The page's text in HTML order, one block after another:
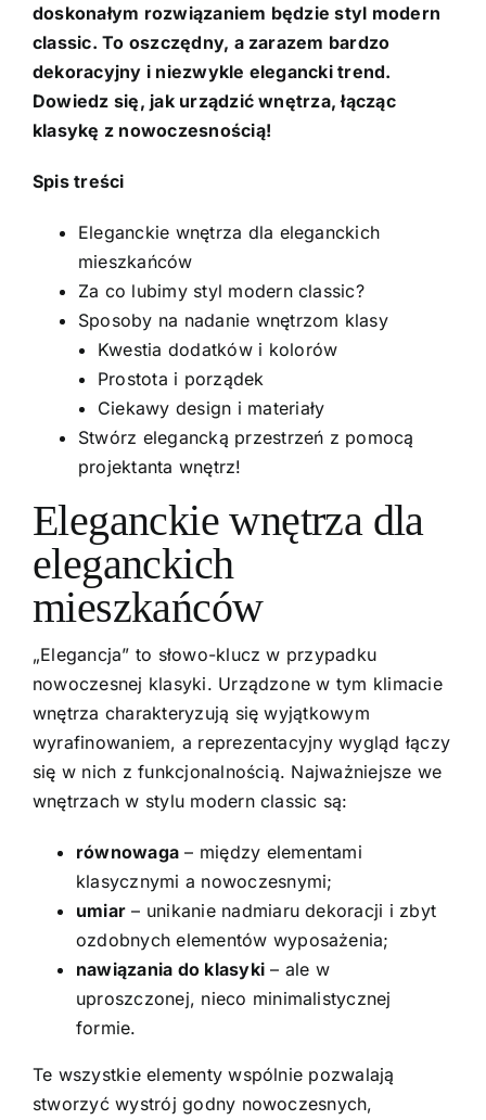
doskonałym rozwiązaniem będzie styl modern
classic. To oszczędny, a zarazem bardzo
dekoracyjny i niezwykle elegancki trend.
Dowiedz się, jak urządzić wnętrza, łącząc
klasykę z nowoczesnością!
Spis treści
Eleganckie wnętrza dla eleganckich
mieszkańców
Za co lubimy styl modern classic?
Sposoby na nadanie wnętrzom klasy
Kwestia dodatków i kolorów
Prostota i porządek
Ciekawy design i materiały
Stwórz elegancką przestrzeń z pomocą
projektanta wnętrz!
Eleganckie wnętrza dla
eleganckich
mieszkańców
„Elegancja” to słowo-klucz w przypadku
nowoczesnej klasyki. Urządzone w tym klimacie
wnętrza charakteryzują się wyjątkowym
wyrafinowaniem, a reprezentacyjny wygląd łączy
się w nich z funkcjonalnością. Najważniejsze we
wnętrzach w stylu modern classic są:
równowaga – między elementami
klasycznymi a nowoczesnymi;
umiar – unikanie nadmiaru dekoracji i zbyt
ozdobnych elementów wyposażenia;
nawiązania do klasyki – ale w
uproszczonej, nieco minimalistycznej
formie.
Te wszystkie elementy wspólnie pozwalają
stworzyć wystrój godny nowoczesnych,